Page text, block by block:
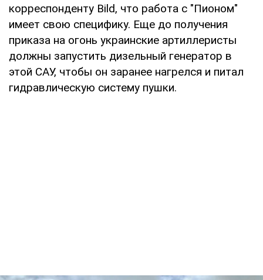
корреспонденту Bild, что работа с "Пионом"
имеет свою специфику. Еще до получения
приказа на огонь украинские артиллеристы
должны запустить дизельный генератор в
этой САУ, чтобы он заранее нагрелся и питал
гидравлическую систему пушки.